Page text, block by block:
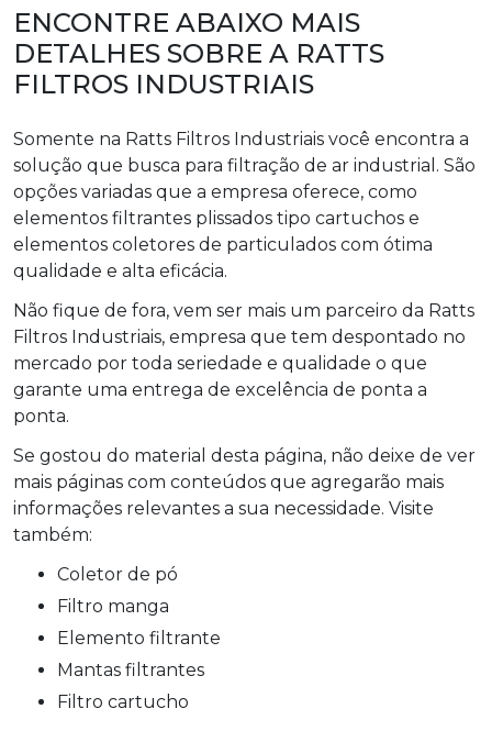
ENCONTRE ABAIXO MAIS
DETALHES SOBRE A RATTS
FILTROS INDUSTRIAIS
Somente na Ratts Filtros Industriais você encontra a
solução que busca para filtração de ar industrial. São
opções variadas que a empresa oferece, como
elementos filtrantes plissados tipo cartuchos e
elementos coletores de particulados com ótima
qualidade e alta eficácia.
Não fique de fora, vem ser mais um parceiro da Ratts
Filtros Industriais, empresa que tem despontado no
mercado por toda seriedade e qualidade o que
garante uma entrega de excelência de ponta a
ponta.
Se gostou do material desta página, não deixe de ver
mais páginas com conteúdos que agregarão mais
informações relevantes a sua necessidade. Visite
também:
coletor de pó
filtro manga
elemento filtrante
mantas filtrantes
filtro cartucho